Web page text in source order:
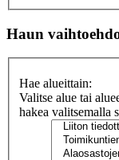
Haun
Hae alueittain:
Valitse alue tai
hakea valitsemalla